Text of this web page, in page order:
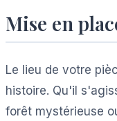
Mise en
Le lieu de votre
histoire. Qu'il
forêt mystérieuse